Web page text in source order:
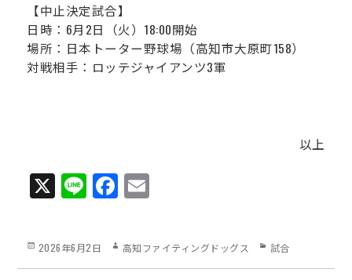
【中止決定試合】
日時：6月2日（火）18:00開始
場所：日本トーター野球場（高知市大原町158）
対戦相手：ロッテジャイアンツ3軍
以上
X Li
ne
Fa
ce
bo
ok
ail
Posted
2026年6月2日 Author
高知ファイティングドッグス Categories
試合